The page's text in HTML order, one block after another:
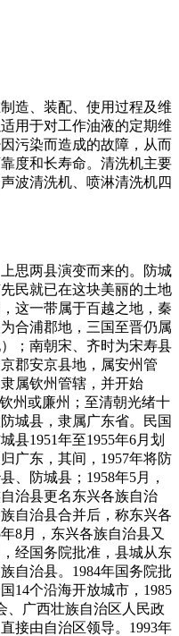
造、装配、使用过程及维
用于对工作油液的定期维
污染而造成的故障，从而
度和长寿命。清洗机主要
波清洗机、喷淋清洗机四
思两县演变而来的。防城
民就已在这块美丽的土地
这一带属于百越之地，秦
合浦郡地，三国至晋仍属
；南朝宋、齐时为宋寿县
郡安京县地，属安州管
属钦州管辖，并开始
州或廉州；至清朝光绪十
城县，隶属广东省。民国
县1951年至1955年6月划
广东，其间，1957年将防
、防城县；1958年5月，
治县更名东兴各族自治
自治县合并后，称东兴各
8月，东兴各族自治县又
经国务院批准，县城从东
自治县。1984年国务院批
14个沿海开放城市，1985
、广西壮族自治区人民政
接由自治区领导。1993年